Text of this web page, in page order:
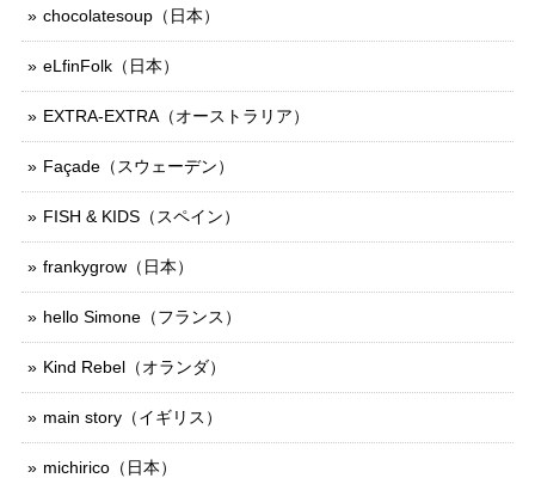
chocolatesoup（日本）
eLfinFolk（日本）
EXTRA-EXTRA（オーストラリア）
Façade（スウェーデン）
FISH & KIDS（スペイン）
frankygrow（日本）
hello Simone（フランス）
Kind Rebel（オランダ）
main story（イギリス）
michirico（日本）